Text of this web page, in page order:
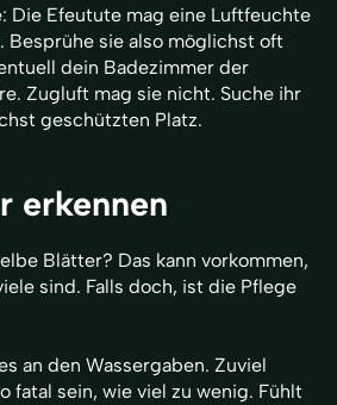
Die Efeutute mag eine Luftfeuchte
Besprühe sie also möglichst oft
dein Badezimmer der
Zugluft mag sie nicht. Suche ihr
geschützten Platz.
erkennen
Blätter? Das kann vorkommen,
sind. Falls doch, ist die Pflege
an den Wassergaben. Zuviel
fatal sein, wie viel zu wenig. Fühlt